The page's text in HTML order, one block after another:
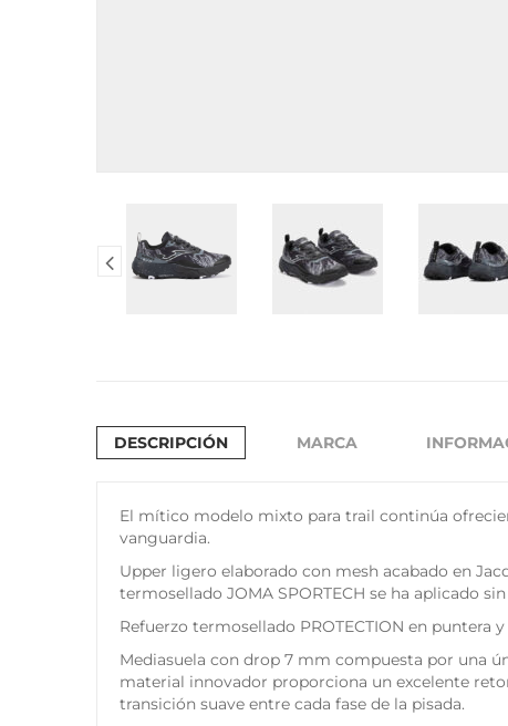
DESCRIPCIÓN MARCA
El mítico modelo mixto para trail continúa
vanguardia.
Upper ligero elaborado con mesh acabado en
termosellado JOMA SPORTECH se ha aplicado
Refuerzo termosellado PROTECTION en
Mediasuela con drop 7 mm compuesta por una
material innovador proporciona un excelente
transición suave entre cada fase de la pisada.